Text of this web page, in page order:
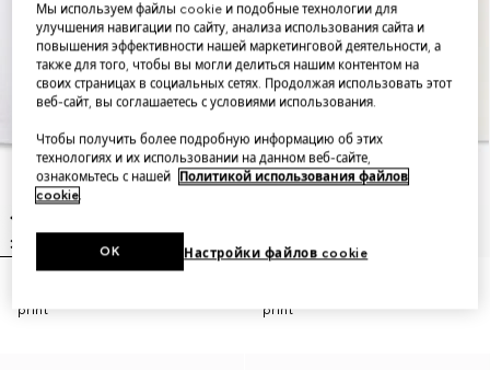
print
print
Мы используем файлы cookie и подобные технологии для
улучшения навигации по сайту, анализа использования сайта и
повышения эффективности нашей маркетинговой деятельности, а
также для того, чтобы вы могли делиться нашим контентом на
своих страницах в социальных сетях. Продолжая использовать этот
веб-сайт, вы соглашаетесь с условиями использования.
Чтобы получить более подробную информацию об этих
технологиях и их использовании на данном веб-сайте,
ознакомьтесь с нашей
Политикой использования файлов
cookie.
Настройки файлов cookie
OK